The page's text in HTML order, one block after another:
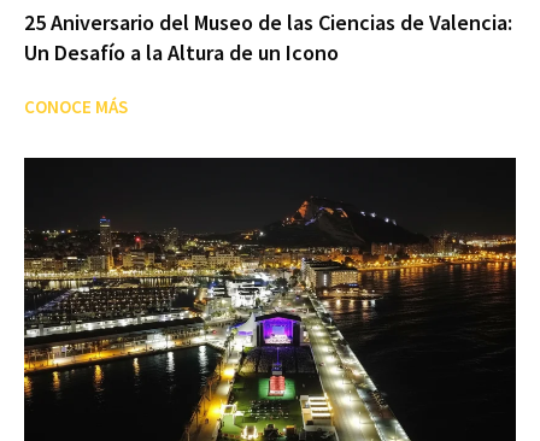
25 Aniversario del Museo de las Ciencias de Valencia:
Un Desafío a la Altura de un Icono
CONOCE MÁS